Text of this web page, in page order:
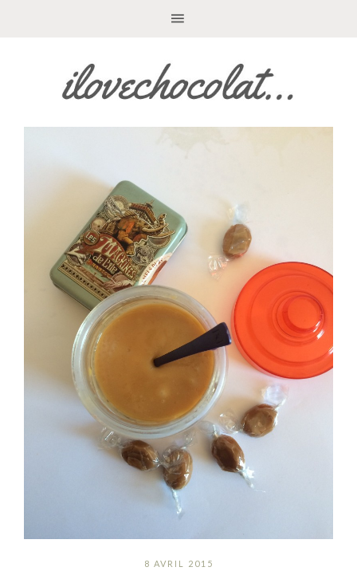
8 AVRIL 2015